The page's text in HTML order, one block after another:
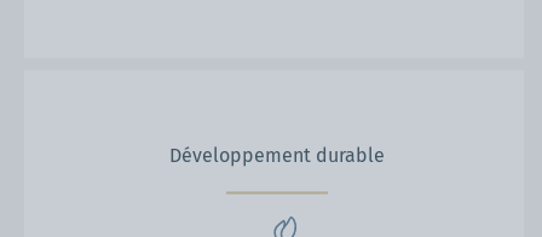
Développement durable